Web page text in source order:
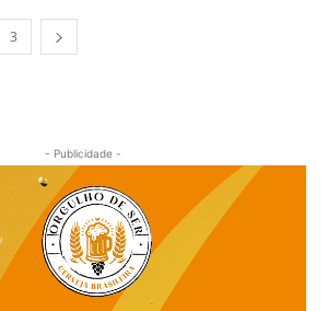
3
- Publicidade -